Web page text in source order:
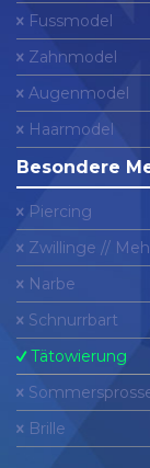
Fussmodel
Zahnmodel
Augenmodel
Haarmodel
Besondere
Piercing
Zwillinge //
Narbe
Schnurrbart
Tätowierung
Brille